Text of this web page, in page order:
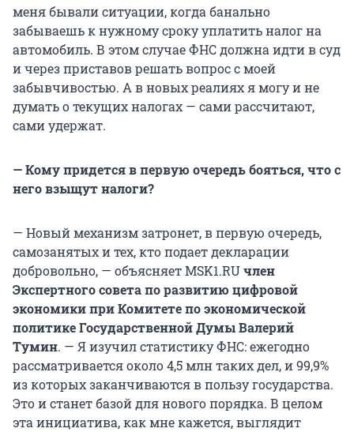
меня бывали ситуации, когда банально
забываешь к нужному сроку уплатить налог на
автомобиль. В этом случае ФНС должна идти в суд
и через приставов решать вопрос с моей
забывчивостью. А в новых реалиях я могу и не
думать о текущих налогах — сами рассчитают,
сами удержат.
— Кому придется в первую очередь бояться, что с
него взыщут налоги?
— Новый механизм затронет, в первую очередь,
самозанятых и тех, кто подает декларации
добровольно, — объясняет MSK1.RUчлен
Экспертного совета по развитию цифровой
экономики при Комитете по экономической
политике Государственной Думы Валерий
Тумин. — Я изучил статистику ФНС: ежегодно
рассматривается около 4,5 млн таких дел, и 99,9%
из которых заканчиваются в пользу государства.
Это и станет базой для нового порядка. В целом
эта инициатива, как мне кажется, выглядит